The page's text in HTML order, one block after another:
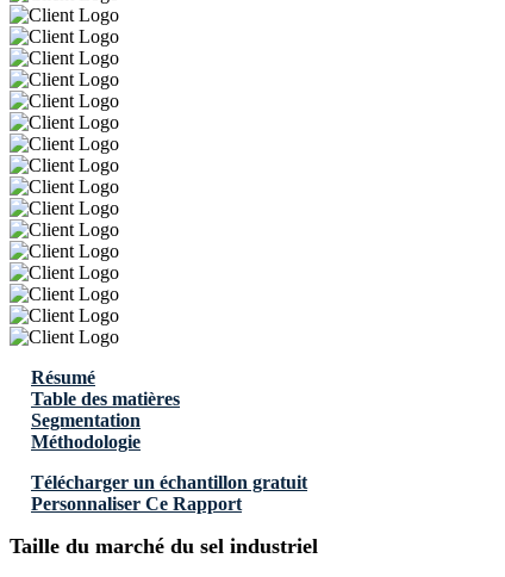
Résumé
Table des matières
Segmentation
Méthodologie
Télécharger un échantillon gratuit
Personnaliser Ce Rapport
Taille du marché du sel industriel